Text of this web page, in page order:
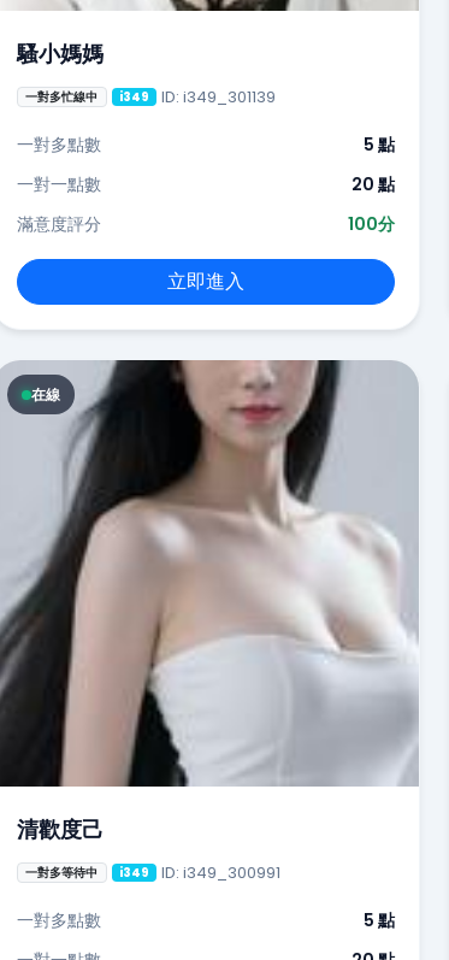
騷小媽媽
一對多忙線中 i349 ID: i349_301139
一對多點數
5 點
一對一點數
20 點
滿意度評分
100分
立即進入
在線
清歡度己
一對多等待中 i349 ID: i349_300991
一對多點數
5 點